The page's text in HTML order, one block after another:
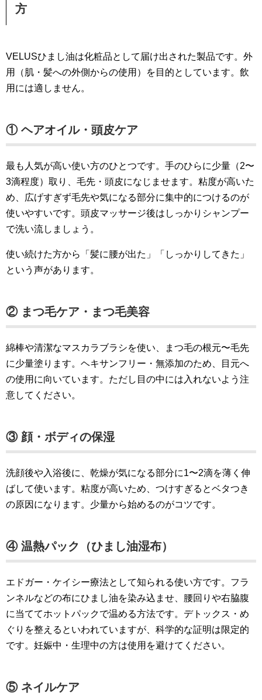
方
VELUSひまし油は化粧品として届け出された製品です。外
用（肌・髪への外側からの使用）を目的としています。飲
用には適しません。
① ヘアオイル・頭皮ケア
最も人気が高い使い方のひとつです。手のひらに少量（2〜
3滴程度）取り、毛先・頭皮になじませます。粘度が高いた
め、広げすぎず毛先や気になる部分に集中的につけるのが
使いやすいです。頭皮マッサージ後はしっかりシャンプー
で洗い流しましょう。
使い続けた方から「髪に腰が出た」「しっかりしてきた」
という声があります。
② まつ毛ケア・まつ毛美容
綿棒や清潔なマスカラブラシを使い、まつ毛の根元〜毛先
に少量塗ります。ヘキサンフリー・無添加のため、目元へ
の使用に向いています。ただし目の中には入れないよう注
意してください。
③ 顔・ボディの保湿
洗顔後や入浴後に、乾燥が気になる部分に1〜2滴を薄く伸
ばして使います。粘度が高いため、つけすぎるとベタつき
の原因になります。少量から始めるのがコツです。
④ 温熱パック（ひまし油湿布）
エドガー・ケイシー療法として知られる使い方です。フラ
ンネルなどの布にひまし油を染み込ませ、腰回りや右脇腹
に当ててホットパックで温める方法です。デトックス・め
ぐりを整えるといわれていますが、科学的な証明は限定的
です。妊娠中・生理中の方は使用を避けてください。
⑤ ネイルケア